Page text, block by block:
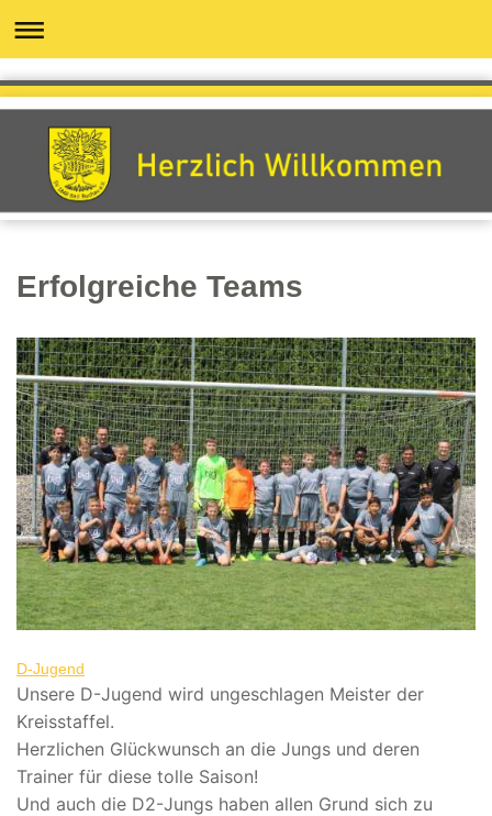
Erfolgreiche Teams
D-Jugend
Unsere D-Jugend wird ungeschlagen Meister der
Kreisstaffel.
Herzlichen Glückwunsch an die Jungs und deren
Trainer für diese tolle Saison!
Und auch die D2-Jungs haben allen Grund sich zu